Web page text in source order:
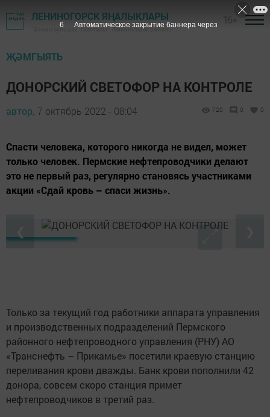
ЛЕНИНОГОРСК ЯҢАЛЫКЛАРЫ
"Заман сулышы" газетасы - Лениногорск районы
ҖӘМГЫЯТЬ
ДОНОРСКИЙ СВЕТОФОР НА КОНТРОЛЕ
автор, 7 октябрь 2022 - 08:04 720 0 0
Спасти человека, которого никогда не видел, может
только человек. Пермские нефтепроводчики делают
это не первый раз, регулярно становясь участниками
акции «Сдай кровь – спаси жизнь».
Только за текущий год работники аппарата управления
и производственных подразделений Пермского
районного нефтепроводного управления (РНУ) АО
«Транснефть – Прикамье» посетили краевую станцию
переливания крови дважды. Банк крови пополнили 42
донора, совсем скоро станция примет
нефтепроводчиков в третий раз.
5 Автоматическое закрытие баннера через